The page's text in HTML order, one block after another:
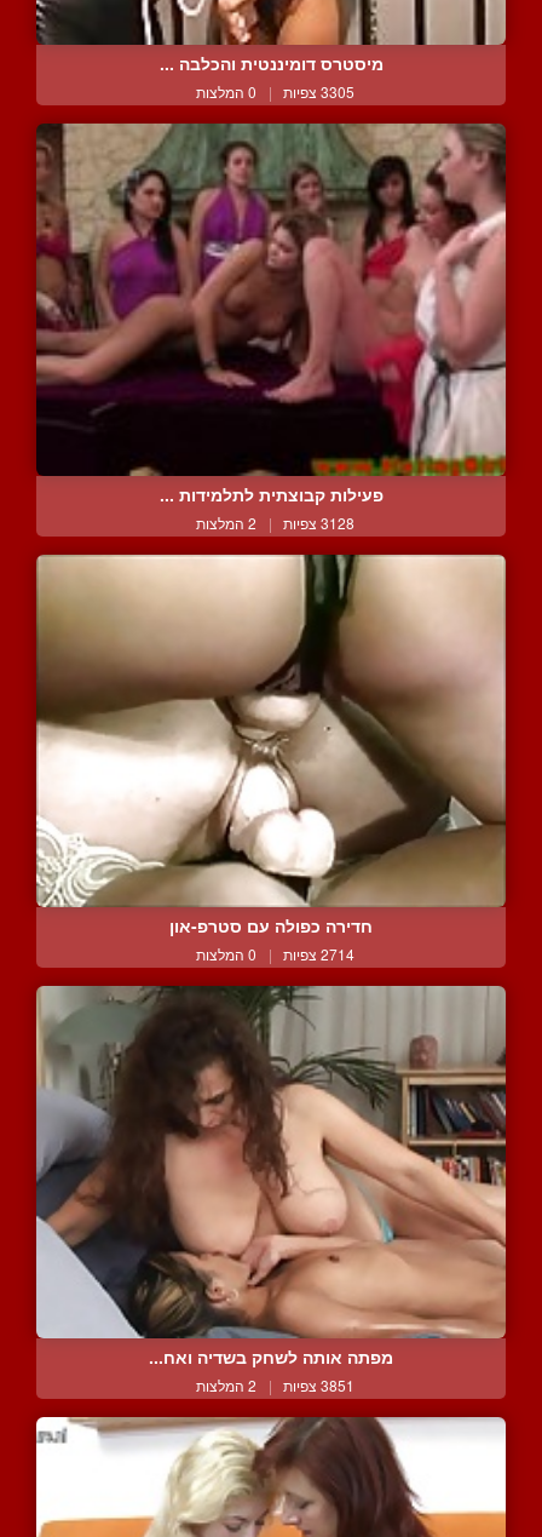
מיסטרס דומיננטית והכלבה ...
3305 צפיות | 0 המלצות
פעילות קבוצתית לתלמידות ...
3128 צפיות | 2 המלצות
חדירה כפולה עם סטרפ-און
2714 צפיות | 0 המלצות
מפתה אותה לשחק בשדיה ואח...
3851 צפיות | 2 המלצות